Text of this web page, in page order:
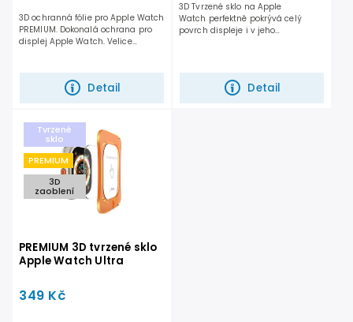
Detail
3D ochranná fólie pro Apple Watch
PREMIUM. Dokonalá ochrana pro
displej Apple Watch. Velice
Detail
3D Tvrzené sklo na Apple
Watch perfektně pokrývá celý
povrch displeje i v jeho
Tvrzené
sklo
PREMIUM
3D
zaoblení
PREMIUM 3D tvrzené sklo
Apple Watch Ultra
349 Kč